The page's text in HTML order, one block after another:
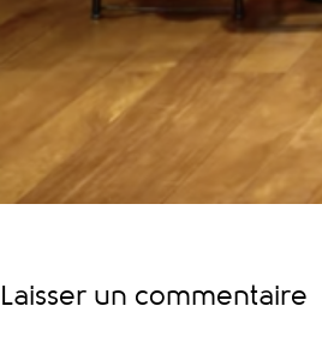
Laisser un commentaire